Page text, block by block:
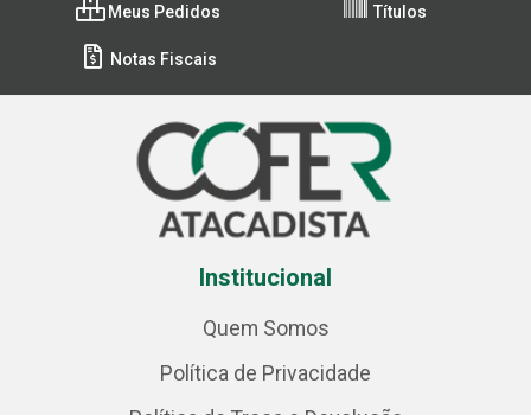
Meus Pedidos Títulos
Notas Fiscais
Institucional
Quem Somos
Política de Privacidade